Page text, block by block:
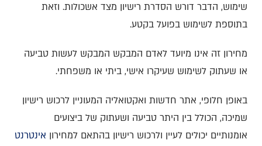
שימוש, הדבר דורש הסדרת רישיון מצד אשכולות. וזאת
בתוספת לשימוש בפועל בקטע.
מחירון זה אינו מיועד לאדם המבקש המבקש לעשות טביעה
או שעתוק לשימוש שעיקרו אישי, ביתי או משפחתי.
באופן חלופי, אתר חדשות ואקטואליה המעוניין לרכוש רישיון
שמיכה, הכולל בין היתר טביעה ושעתוק של ביצועים
אומנותיים יכולים לעיין ולרכוש רישיון בהתאם למחירון אינטרנט